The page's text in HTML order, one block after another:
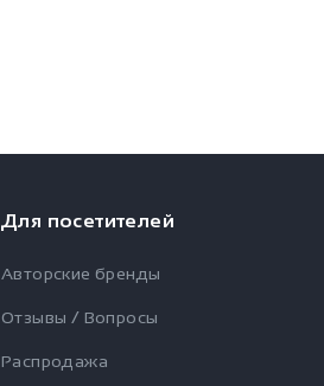
Для посетителей
Авторские бренды
Отзывы / Вопросы
Распродажа